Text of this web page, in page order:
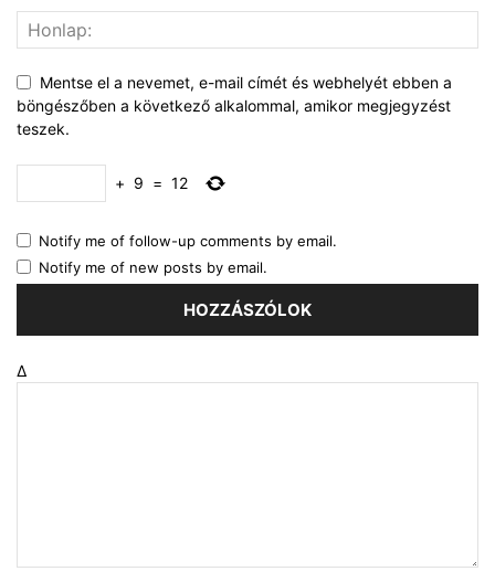
Mentse el a nevemet, e-mail címét és webhelyét ebben a
böngészőben a következő alkalommal, amikor megjegyzést
teszek.
+ 9 = 12
Notify me of follow-up comments by email.
Notify me of new posts by email.
Δ